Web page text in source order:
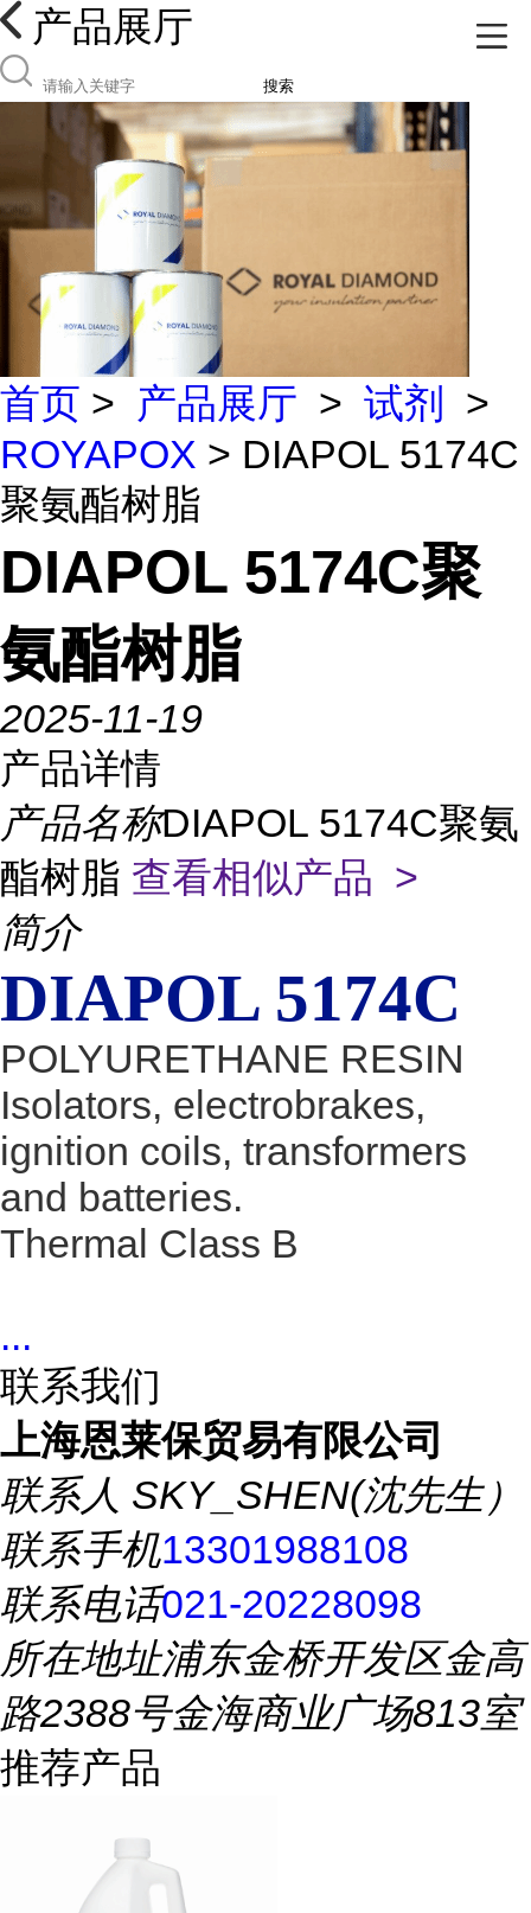
产品展厅
搜索
首页 > 产品展厅 > 试剂 >
ROYAPOX > DIAPOL 5174C
聚氨酯树脂
DIAPOL 5174C聚
氨酯树脂
2025-11-19
产品详情
产品名称DIAPOL 5174C聚氨
酯树脂 查看相似产品 >
简介
DIAPOL 5174C
POLYURETHANE RESIN
Isolators, electrobrakes,
ignition coils, transformers
and batteries.
Thermal Class B
...
联系我们
上海恩莱保贸易有限公司
联系人 SKY_SHEN(沈先生）
联系手机13301988108
联系电话021-20228098
所在地址浦东金桥开发区金高
路2388号金海商业广场813室
推荐产品